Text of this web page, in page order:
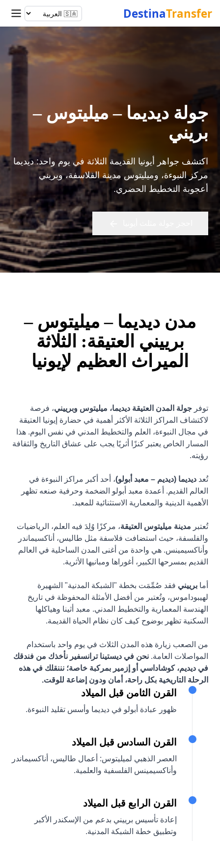
DestinaTransfer
جولة ديديما – ميليتوس –
بريني
اكتشف جواهر أيونيا القديمة الثلاثة في يوم واحد: ديديما
مركز النبوءة، وميليتوس مدينة الفلاسفة، وبريني
أعجوبة التخطيط الحضري.
مدن ديديما – ميليتوس –
برييني العتيقة: الثلاثة
الميراث العظيم لإيونيا
توفر جولة المدن العتيقة ديديما، ميليتوس وبرييني، فرصة
لاكتشاف المراكز الثلاثة الأكثر أهمية في حضارة إيونيا العتيقة
في مجال النبوءة، العلم والتخطيط المدني في نفس اليوم. هذا
المسار الخاص يعتبر كنزًا أثريًا يجب على عشاق التاريخ والثقافة
رؤيته.
تُعد ديديما (ديديم – معبد أبولو)، أحد أكبر مراكز النبوءة في
العالم القديم. أعمدة معبد أبولو الضخمة وحرفية صنعه تظهر
الأهمية الدينية والمعمارية الاستثنائية للمعبد.
تُعتبر مدينة ميليتوس العتيقة، مركزًا وُلِدَ فيه العلم، الرياضيات
والفلسفة، حيث استضافت فلاسفة مثل طاليس، أناكسيماندر
وأناكسيمينس. هي واحدة من أغنى المدن الساحلية في العالم
القديم بمسرحها الكبير، أغوراها ومبانيها الأثرية.
أما برييني فقد صُمِّمَت بخطة "الشبكة المدنية" الشهيرة
لهيبوداموس، وتُعتبر من أفضل الأمثلة المحفوظة في تاريخ
الهندسة المعمارية والتخطيط المدني. معبد أثينا وهياكلها
السكنية تظهر بوضوح كيف كان نظام الحياة القديمة.
من الصعب زيارة هذه المدن الثلاث في يوم واحد باستخدام
المواصلات العامة. نحن في ديستينا ترانسفير نأخذك من فندقك
في ديديم، كوشاداسي أو إزمير بمركبة خاصة؛ نننقلك في هذه
الرحلة التاريخية بكل راحة، أمان ودون إضاعة للوقت.
القرن الثامن قبل الميلاد
ظهور عبادة أبولو في ديديما وأسس تقليد النبوءة.
القرن السادس قبل الميلاد
العصر الذهبي لميليتوس: أعمال طاليس، أناكسيماندر
وأناكسيمينس الفلسفية والعلمية.
القرن الرابع قبل الميلاد
إعادة تأسيس برييني بدعم من الإسكندر الأكبر
وتطبيق خطة الشبكة المدنية.